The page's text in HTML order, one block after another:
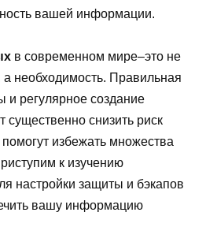
вашей информации.
в современном мире–это не
необходимость. Правильная
и регулярное создание
существенно снизить риск
избежать множества
к изучению
настройки защиты и бэкапов
вашу информацию